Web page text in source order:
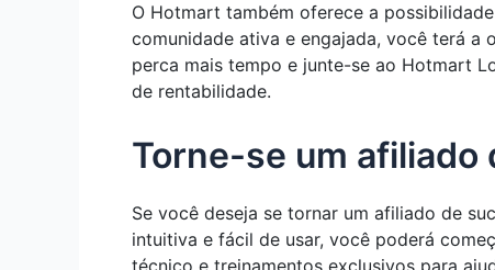
O Hotmart também oferece a
comunidade ativa e engajada, você terá a
perca mais tempo e junte-se ao Hotmart
de rentabilidade.
Torne-se um afiliado
Se você deseja se tornar um afiliado de
intuitiva e fácil de usar, você poderá
técnico e treinamentos exclusivos para